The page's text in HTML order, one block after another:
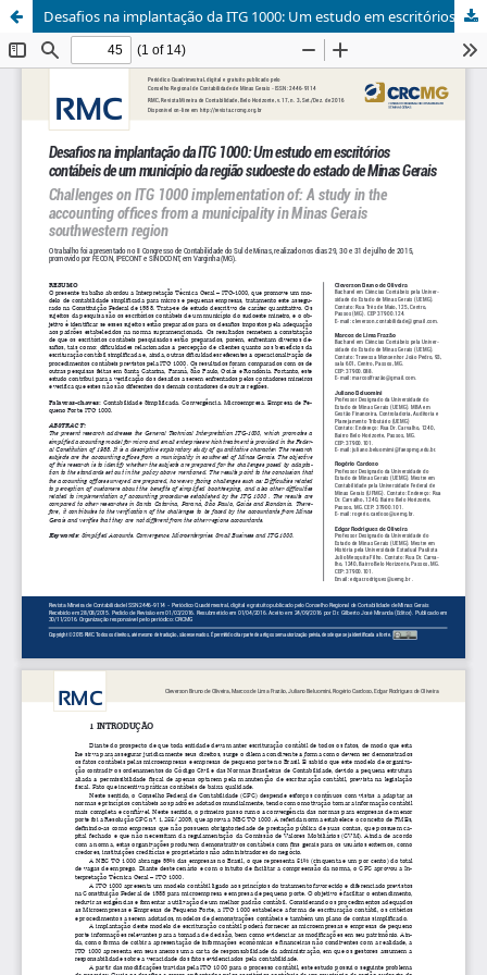
Desafios na implantação da ITG 1000: Um estudo em escritórios contábeis de um município da região sudoeste do estado de Minas Gerais